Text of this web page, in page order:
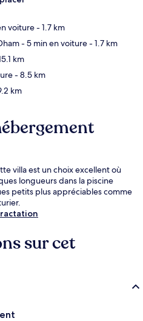
voiture- 1.7 km
- 5 min en voiture- 1.7 km
km
- 8.5 km
km
villa est un choix excellent où
longueurs dans la piscine
petits plus appréciables comme
sur cet